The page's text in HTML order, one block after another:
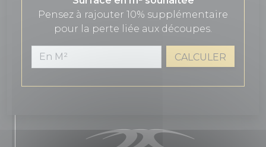
Pensez à rajouter 10% supplémentaire
pour la perte liée aux découpes.
CALCULER